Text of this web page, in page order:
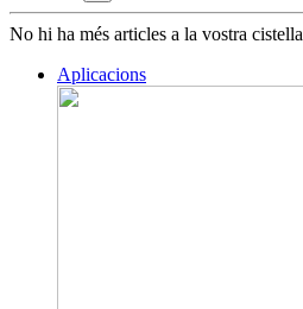
No hi ha més articles a la vostra cistella
Aplicacions